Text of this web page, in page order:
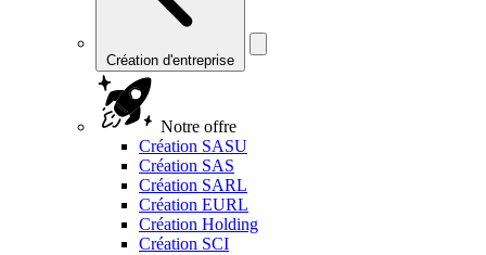
Création d'entreprise
Notre offre
Création SASU
Création SAS
Création SARL
Création EURL
Création Holding
Création SCI